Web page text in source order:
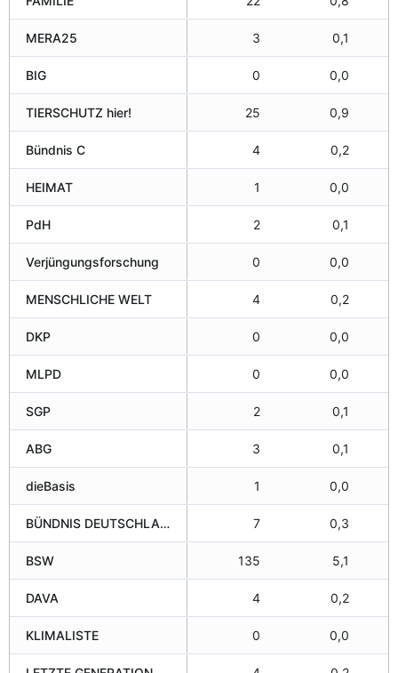
MERA25
BIG
TIERSCHUTZ hier!
Bündnis C
HEIMAT
PdH
Verjüngungsforschung
MENSCHLICHE WELT
DKP
MLPD
SGP
ABG
dieBasis
BÜNDNIS DEUTSCHLAND
BSW
DAVA
KLIMALISTE
3 0,1
0 0,0
25 0,9
4 0,2
1 0,0
2 0,1
0 0,0
4 0,2
0 0,0
0 0,0
2 0,1
3 0,1
1 0,0
7 0,3
135 5,1
4 0,2
0 0,0